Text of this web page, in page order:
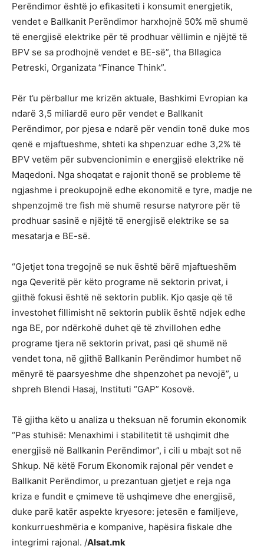
Perëndimor është jo efikasiteti i konsumit energjetik,
vendet e Ballkanit Perëndimor harxhojnë 50% më shumë
të energjisë elektrike për të prodhuar vëllimin e njëjtë të
BPV se sa prodhojnë vendet e BE-së”, tha Bllagica
Petreski, Organizata “Finance Think”.
Për t’u përballur me krizën aktuale, Bashkimi Evropian ka
ndarë 3,5 miliardë euro për vendet e Ballkanit
Perëndimor, por pjesa e ndarë për vendin tonë duke mos
qenë e mjaftueshme, shteti ka shpenzuar edhe 3,2% të
BPV vetëm për subvencionimin e energjisë elektrike në
Maqedoni. Nga shoqatat e rajonit thonë se probleme të
ngjashme i preokupojnë edhe ekonomitë e tyre, madje ne
shpenzojmë tre fish më shumë resurse natyrore për të
prodhuar sasinë e njëjtë të energjisë elektrike se sa
mesatarja e BE-së.
“Gjetjet tona tregojnë se nuk është bërë mjaftueshëm
nga Qeveritë për këto programe në sektorin privat, i
gjithë fokusi është në sektorin publik. Kjo qasje që të
investohet fillimisht në sektorin publik është ndjek edhe
nga BE, por ndërkohë duhet që të zhvillohen edhe
programe tjera në sektorin privat, pasi që shumë në
vendet tona, në gjithë Ballkanin Perëndimor humbet në
mënyrë të paarsyeshme dhe shpenzohet pa nevojë”, u
shpreh Blendi Hasaj, Instituti “GAP” Kosovë.
Të gjitha këto u analiza u theksuan në forumin ekonomik
“Pas stuhisë: Menaxhimi i stabilitetit të ushqimit dhe
energjisë në Ballkanin Perëndimor”, i cili u mbajt sot në
Shkup. Në këtë Forum Ekonomik rajonal për vendet e
Ballkanit Perëndimor, u prezantuan gjetjet e reja nga
kriza e fundit e çmimeve të ushqimeve dhe energjisë,
duke parë katër aspekte kryesore: jetesën e familjeve,
konkurrueshmëria e kompanive, hapësira fiskale dhe
integrimi rajonal. /Alsat.mk